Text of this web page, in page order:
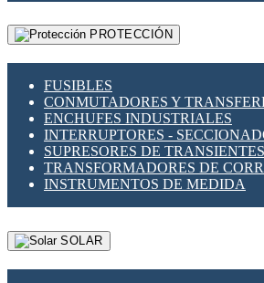
PROTECCIÓN
FUSIBLES
CONMUTADORES Y
ENCHUFES INDUSTRIALES
INTERRUPTORES -
SUPRESORES DE TRANSIENTES
TRANSFORMADORES DE
INSTRUMENTOS DE MEDIDA
SOLAR